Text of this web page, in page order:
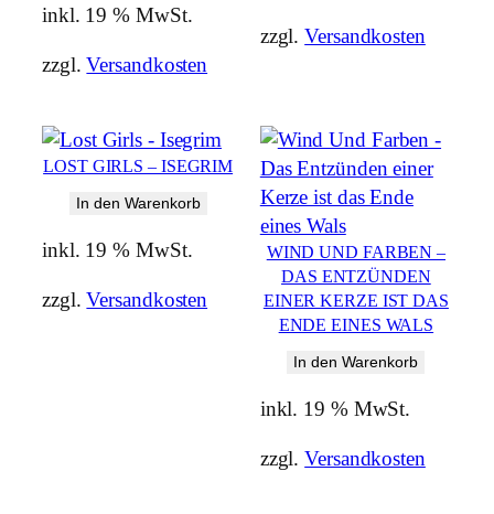
inkl. 19 % MwSt.
zzgl.Versandkosten
zzgl.Versandkosten
LOST GIRLS – ISEGRIM
In den Warenkorb
inkl. 19 % MwSt.
zzgl.Versandkosten
WIND UND FARBEN –
DAS ENTZÜNDEN
EINER KERZE IST DAS
ENDE EINES WALS
In den Warenkorb
inkl. 19 % MwSt.
zzgl.Versandkosten